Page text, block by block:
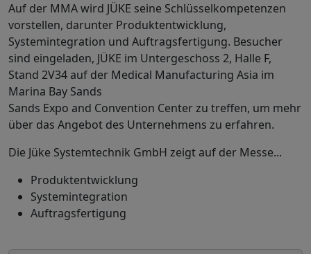
Auf der MMA wird JÜKE seine Schlüsselkompetenzen
vorstellen, darunter Produktentwicklung,
Systemintegration und Auftragsfertigung. Besucher
sind eingeladen, JÜKE im Untergeschoss 2, Halle F,
Stand 2V34 auf der Medical Manufacturing Asia im
Marina Bay Sands
Sands Expo and Convention Center zu treffen, um mehr
über das Angebot des Unternehmens zu erfahren.
Die Jüke Systemtechnik GmbH zeigt auf der Messe...
Produktentwicklung
Systemintegration
Auftragsfertigung